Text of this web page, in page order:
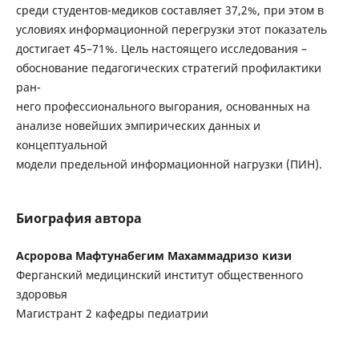
среди студентов-медиков составляет 37,2%, при этом в
условиях информационной перегрузки этот показатель
достигает 45–71%. Цель настоящего исследования –
обоснование педагогических стратегий профилактики
ран-
него профессионального выгорания, основанных на
анализе новейших эмпирических данных и
концептуальной
модели предельной информационной нагрузки (ПИН).
Биография автора
Асророва Мафтунабегим Махаммадризо кизи
Ферганский медицинский институт общественного
здоровья
Магистрант 2 кафедры педиатрии